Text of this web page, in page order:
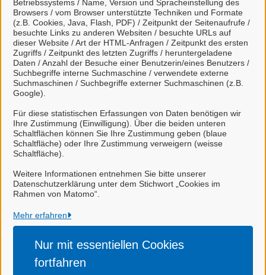
Betriebssystems / Name, Version und Spracheinstellung des
Browsers / vom Browser unterstützte Techniken und Formate
(z.B. Cookies, Java, Flash, PDF) / Zeitpunkt der Seitenaufrufe /
besuchte Links zu anderen Websiten / besuchte URLs auf
dieser Website / Art der HTML-Anfragen / Zeitpunkt des ersten
Zugriffs / Zeitpunkt des letzten Zugriffs / heruntergeladene
Daten / Anzahl der Besuche einer Benutzerin/eines Benutzers /
Suchbegriffe interne Suchmaschine / verwendete externe
Suchmaschinen / Suchbegriffe externer Suchmaschinen (z.B.
Google).
Für diese statistischen Erfassungen von Daten benötigen wir
Ihre Zustimmung (Einwilligung). Über die beiden unteren
Schaltflächen können Sie Ihre Zustimmung geben (blaue
Schaltfläche) oder Ihre Zustimmung verweigern (weisse
Schaltfläche).
Weitere Informationen entnehmen Sie bitte unserer
Datenschutzerklärung unter dem Stichwort „Cookies im
Rahmen von Matomo“.
Mehr erfahren
Nur mit essentiellen Cookies
fortfahren
Di. 08:00-16:00 Uhr
Mi. 08:00-13:00Uhr
Do.08:00 -17:00 Uhr
Fr. 08:00-13:00Uhr
Dienstleistungen
Alle zugeordneten Einrichtungen
Stadt Celle
Impressum
Datenschutzerklärung